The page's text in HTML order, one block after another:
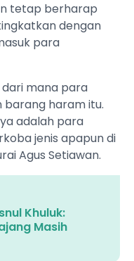
tetap berharap
dengan
para
mana para
haram itu.
adalah para
jenis apapun di
Agus Setiawan.
Khuluk:
Masih